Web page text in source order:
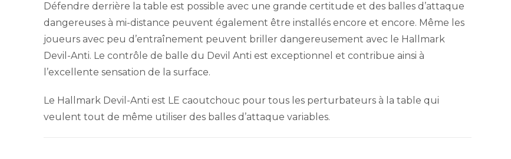
Défendre derrière la table est possible avec une grande certitude et des balles d’attaque
dangereuses à mi-distance peuvent également être installés encore et encore. Même les
joueurs avec peu d’entraînement peuvent briller dangereusement avec le Hallmark
Devil-Anti. Le contrôle de balle du Devil Anti est exceptionnel et contribue ainsi à
l’excellente sensation de la surface.
Le Hallmark Devil-Anti est LE caoutchouc pour tous les perturbateurs à la table qui
veulent tout de même utiliser des balles d’attaque variables.